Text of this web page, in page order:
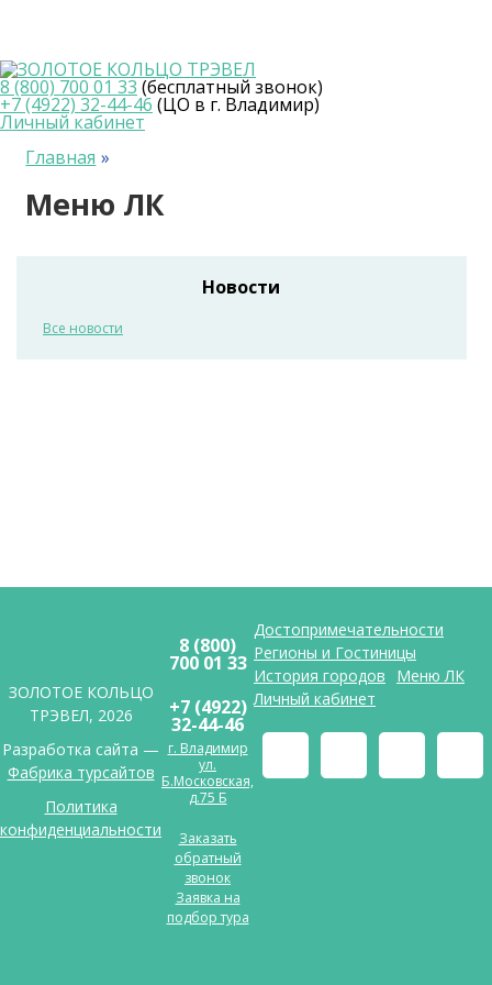
8 (800) 700 01 33 (бесплатный звонок)
+7 (4922) 32-44-46 (ЦО в г. Владимир)
Личный кабинет
Главная
Меню ЛК
Новости
Все новости
ЗОЛОТОЕ КОЛЬЦО
ТРЭВЕЛ, 2026
Разработка сайта —
Фабрика турсайтов
Политика
конфиденциальности
Достопримечательности
Регионы и Гостиницы
История городов
Меню ЛК
Личный кабинет
8 (800)
700 01 33
+7 (4922)
32-44-46
г. Владимир
ул.
Б.Московская,
д.75 Б
Заказать
обратный
звонок
Заявка на
подбор тура